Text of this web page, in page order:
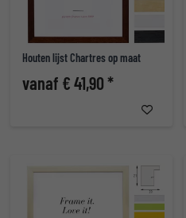
Houten lijst Chartres op maat
vanaf € 41,90 *